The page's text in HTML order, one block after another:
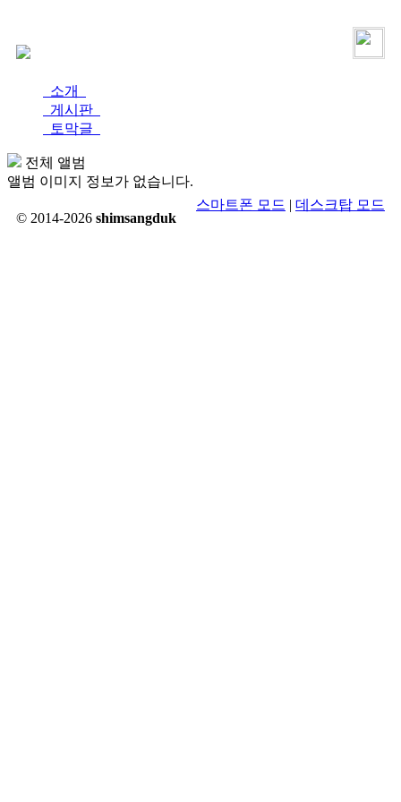
소개
게시판
토막글
전체 앨범
앨범 이미지 정보가 없습니다.
© 2014-2026 shimsangduk
스마트폰 모드 | 데스크탑 모드